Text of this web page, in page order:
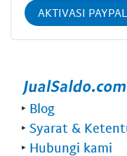
AKTIVASI
‣ Blog
‣ Syarat &
‣ Hubungi kami